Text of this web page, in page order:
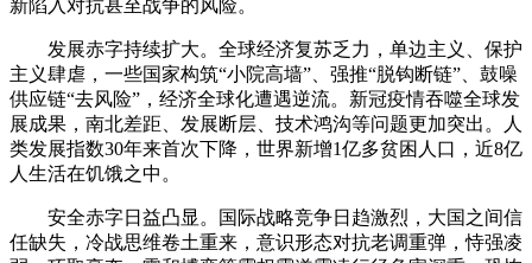
新陷入对抗甚至战争的风险。
发展赤字持续扩大。全球经济复苏乏力，单边主义、保护
主义肆虐，一些国家构筑“小院高墙”、强推“脱钩断链”、鼓噪
供应链“去风险”，经济全球化遭遇逆流。新冠疫情吞噬全球发
展成果，南北差距、发展断层、技术鸿沟等问题更加突出。人
类发展指数30年来首次下降，世界新增1亿多贫困人口，近8亿
人生活在饥饿之中。
安全赤字日益凸显。国际战略竞争日趋激烈，大国之间信
任缺失，冷战思维卷土重来，意识形态对抗老调重弹，恃强凌